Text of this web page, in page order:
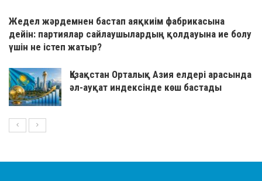
Жедел жәрдемнен бастап аяқкиім фабрикасына
дейін: партиялар сайлаушылардың қолдауына ие болу
үшін не істеп жатыр?
Қазақстан Орталық Азия елдері арасында
әл-ауқат индексінде көш бастады